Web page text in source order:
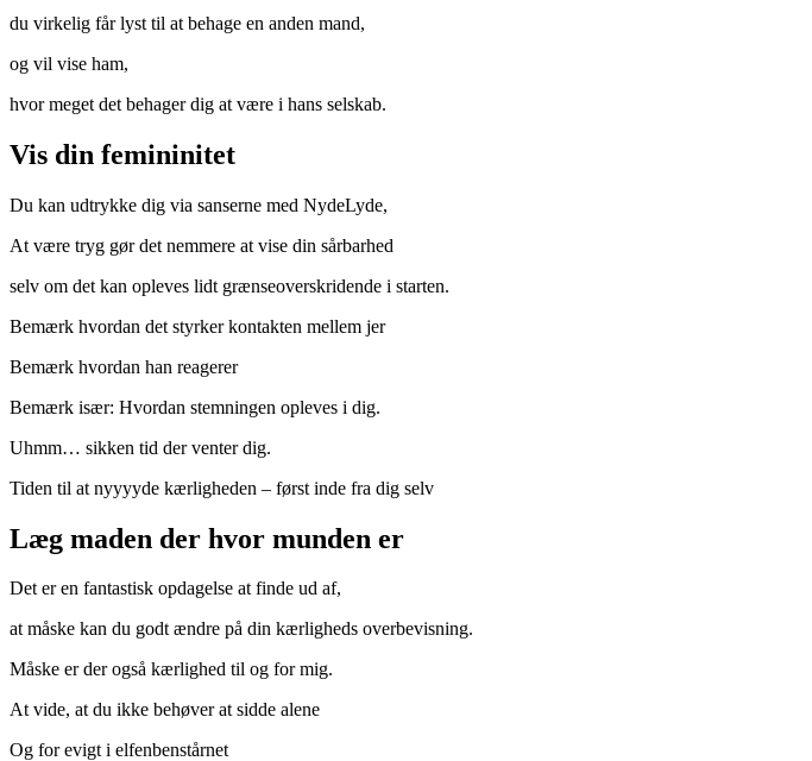
du virkelig får lyst til at behage en anden mand,
og vil vise ham,
hvor meget det behager dig at være i hans selskab.
Vis din femininitet
Du kan udtrykke dig via sanserne med NydeLyde,
At være tryg gør det nemmere at vise din sårbarhed
selv om det kan opleves lidt grænseoverskridende i starten.
Bemærk hvordan det styrker kontakten mellem jer
Bemærk hvordan han reagerer
Bemærk især: Hvordan stemningen opleves i dig.
Uhmm… sikken tid der venter dig.
Tiden til at nyyyyde kærligheden – først inde fra dig selv
Læg maden der hvor munden er
Det er en fantastisk opdagelse at finde ud af,
at måske kan du godt ændre på din kærligheds overbevisning.
Måske er der også kærlighed til og for mig.
At vide, at du ikke behøver at sidde alene
Og for evigt i elfenbenstårnet